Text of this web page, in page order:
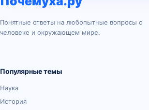
Понятные ответы на любопытные вопросы о
человеке и окружающем мире.
Популярные темы
Наука
История